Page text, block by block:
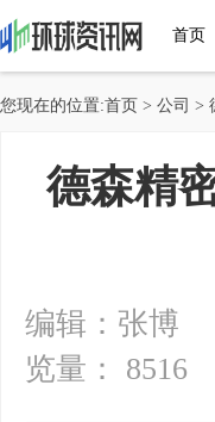
首页
您现在的位置:首页 > 公司 >
德森精
编辑：张博
览量： 8516